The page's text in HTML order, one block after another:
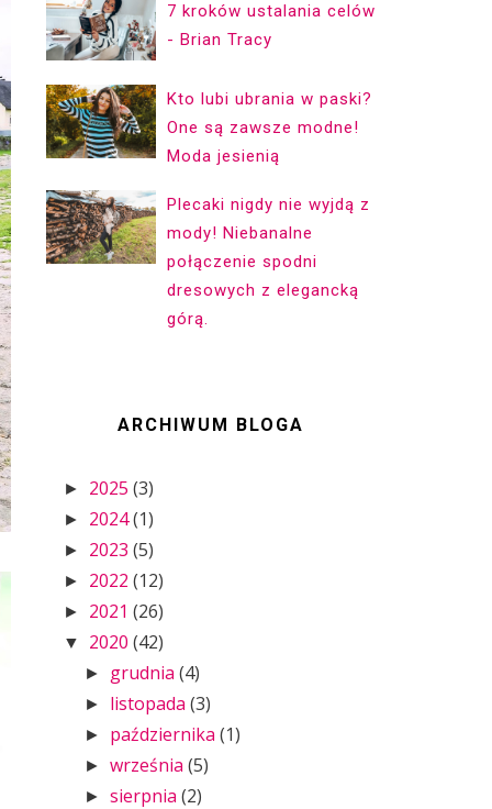
7 kroków ustalania celów
- Brian Tracy
Kto lubi ubrania w paski?
One są zawsze modne!
Moda jesienią
Plecaki nigdy nie wyjdą z
mody! Niebanalne
połączenie spodni
dresowych z elegancką
górą.
ARCHIWUM BLOGA
► 2025 (3)
► 2024(1)
► 2023 (5)
► 2022 (12)
► 2021 (26)
▼ 2020 (42)
► grudnia(4)
► listopada(3)
► października(1)
►września(5)
►sierpnia(2)